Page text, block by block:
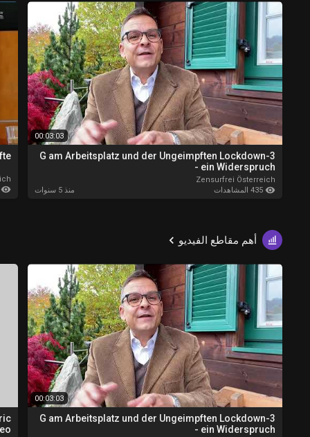
?
00:03:03
3-G am Arbeitsplatz und der Ungeimpften Lockdown
- ein Widerspruch
Zensurfrei Österreich
منذ 5 سنوات
أهم مقاطع الفيديو
00:03:03
3-G am Arbeitsplatz und der Ungeimpften Lockdown
- ein Widerspruch